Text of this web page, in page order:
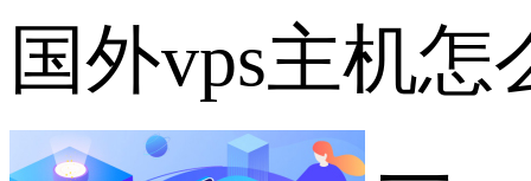
国外vps主机怎